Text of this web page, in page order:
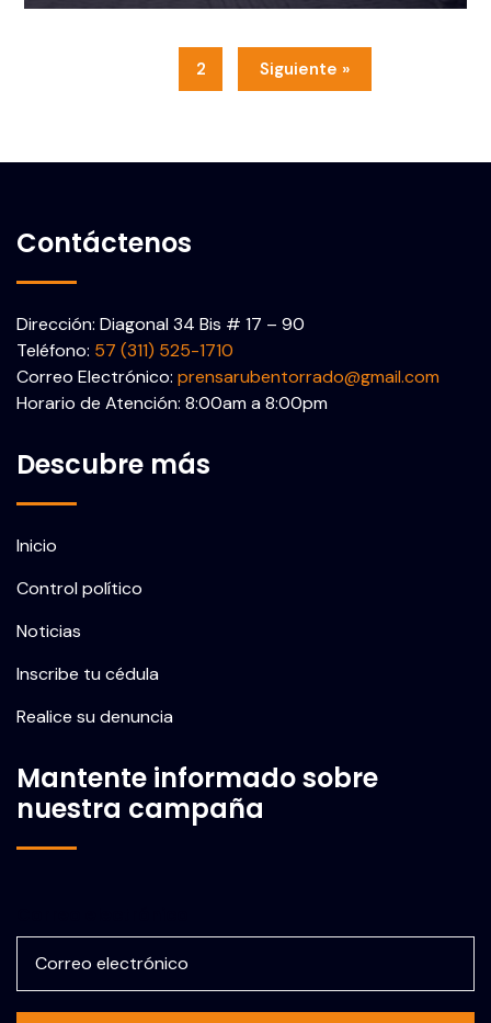
2 Siguiente »
Contáctenos
Dirección: Diagonal 34 Bis # 17 – 90
Teléfono: 57 (311) 525-1710
Correo Electrónico: prensarubentorrado@gmail.com
Horario de Atención: 8:00am a 8:00pm
Descubre más
Inicio
Control político
Noticias
Inscribe tu cédula
Realice su denuncia
Mantente informado sobre
nuestra campaña